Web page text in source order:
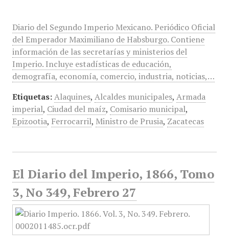
Diario del Segundo Imperio Mexicano. Periódico Oficial
del Emperador Maximiliano de Habsburgo. Contiene
información de las secretarías y ministerios del
Imperio. Incluye estadísticas de educación,
demografía, economía, comercio, industria, noticias,…
Etiquetas: Alaquines, Alcaldes municipales, Armada
imperial, Ciudad del maíz, Comisario municipal,
Epizootia, Ferrocarril, Ministro de Prusia, Zacatecas
El Diario del Imperio, 1866, Tomo
3, No 349, Febrero 27